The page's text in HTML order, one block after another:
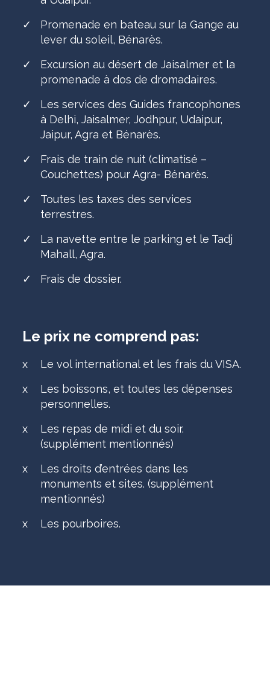
✓
Promenade en bateau sur la Gange au
lever du soleil, Bénarès.
✓
Excursion au désert de Jaisalmer et la
promenade à dos de dromadaires.
✓
Les services des Guides francophones
à Delhi, Jaisalmer, Jodhpur, Udaipur,
Jaipur, Agra et Bénarès.
✓
Frais de train de nuit (climatisé –
Couchettes) pour Agra- Bénarès.
✓
Toutes les taxes des services
terrestres.
✓
La navette entre le parking et le Tadj
Mahall, Agra.
✓
Frais de dossier.
Le prix ne comprend pas:
x
Le vol international et les frais du VISA.
x
Les boissons, et toutes les dépenses
personnelles.
x
Les repas de midi et du soir.
(supplément mentionnés)
x
Les droits d’entrées dans les
monuments et sites. (supplément
mentionnés)
x
Les pourboires.